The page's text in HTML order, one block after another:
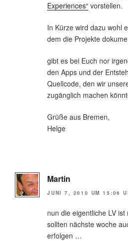
Experiences“ vorstellen.
In Kürze wird dazu wohl
dem die Projekte
gibt es bei Euch nor
den Apps und der
Quellcode, den wir
zugänglich machen
Grüße aus Bremen,
Helge
Martin
JUNI 7, 2010 UM 15:06
nun die eigentliche LV
sollten nächste woche
erfolgen …